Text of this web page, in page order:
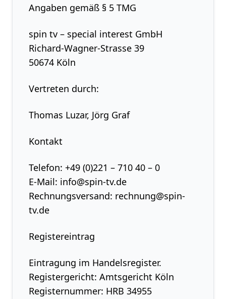
Angaben gemäß § 5 TMG
spin tv – special interest GmbH
Richard-Wagner-Strasse 39
50674 Köln
Vertreten durch:
Thomas Luzar, Jörg Graf
Kontakt
Telefon: +49 (0)221 – 710 40 – 0
E-Mail: info@spin-tv.de
Rechnungsversand: rechnung@spin-
tv.de
Registereintrag
Eintragung im Handelsregister.
Registergericht: Amtsgericht Köln
Registernummer: HRB 34955